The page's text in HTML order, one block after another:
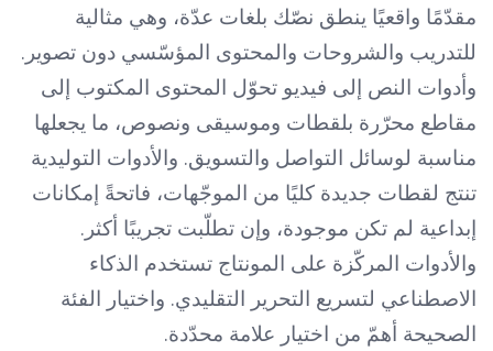
مقدّمًا واقعيًا ينطق نصّك بلغات عدّة، وهي مثالية
للتدريب والشروحات والمحتوى المؤسّسي دون تصوير.
وأدوات النص إلى فيديو تحوّل المحتوى المكتوب إلى
مقاطع محرّرة بلقطات وموسيقى ونصوص، ما يجعلها
مناسبة لوسائل التواصل والتسويق. والأدوات التوليدية
تنتج لقطات جديدة كليًا من الموجّهات، فاتحةً إمكانات
إبداعية لم تكن موجودة، وإن تطلّبت تجريبًا أكثر.
والأدوات المركّزة على المونتاج تستخدم الذكاء
الاصطناعي لتسريع التحرير التقليدي. واختيار الفئة
الصحيحة أهمّ من اختيار علامة محدّدة.